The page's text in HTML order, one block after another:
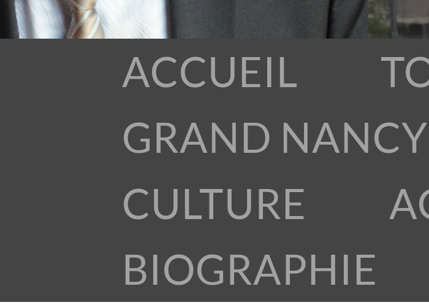
ACCUEIL
GRAND
CULTURE
BIOGRAPHIE